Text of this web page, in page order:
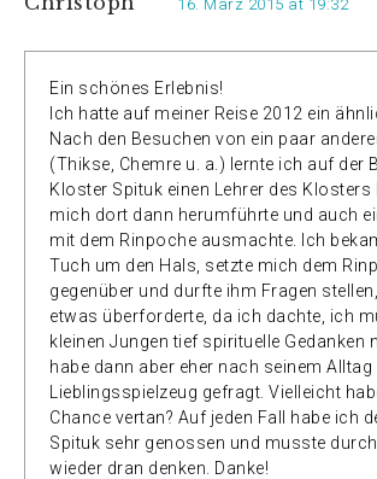
16. März 2015 at 19:32
Ein schönes Erlebnis!
Ich hatte auf meiner Reise 2012 ein
Nach den Besuchen von ein paar
(Thikse, Chemre u. a.) lernte ich auf der
Kloster Spituk einen Lehrer des Klosters
mich dort dann herumführte und auch
mit dem Rinpoche ausmachte. Ich
Tuch um den Hals, setzte mich dem
gegenüber und durfte ihm Fragen
etwas überforderte, da ich dachte, ich
kleinen Jungen tief spirituelle Gedanken
habe dann aber eher nach seinem Alltag
Lieblingsspielzeug gefragt. Vielleicht
Chance vertan? Auf jeden Fall habe ich
Spituk sehr genossen und musste
wieder dran denken. Danke!